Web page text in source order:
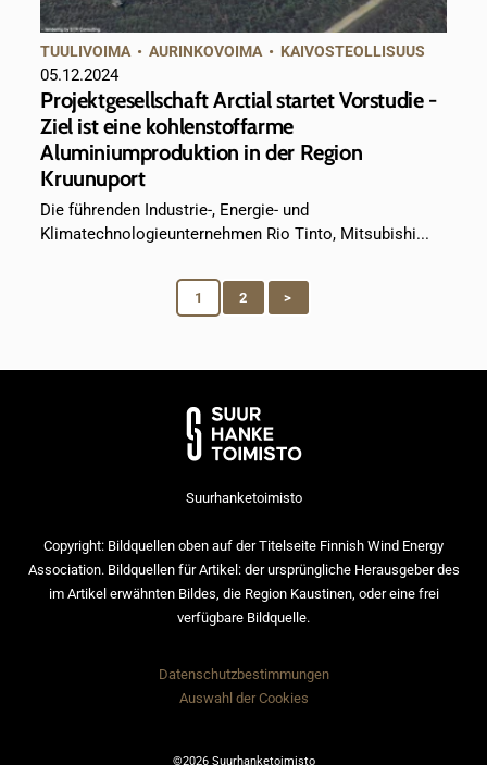
TUULIVOIMA •AURINKOVOIMA • KAIVOSTEOLLISUUS
05.12.2024
Projektgesellschaft Arctial startet Vorstudie -
Ziel ist eine kohlenstoffarme
Aluminiumproduktion in der Region
Kruunuport
Die führenden Industrie-, Energie- und
Klimatechnologieunternehmen Rio Tinto, Mitsubishi...
1 2 >
Suurhanketoimisto
Copyright: Bildquellen oben auf der Titelseite Finnish Wind Energy
Association. Bildquellen für Artikel: der ursprüngliche Herausgeber des
im Artikel erwähnten Bildes, die Region Kaustinen, oder eine frei
verfügbare Bildquelle.
Datenschutzbestimmungen
Auswahl der Cookies
©2026 Suurhanketoimisto